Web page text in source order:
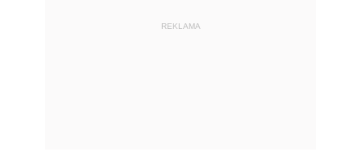
REKLAMA